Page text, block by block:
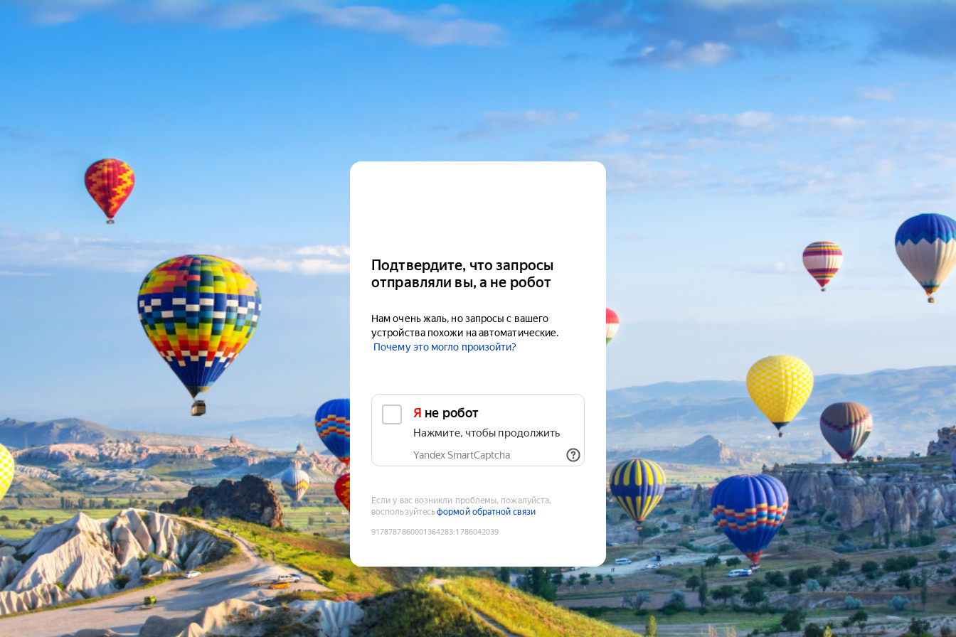
Подтвердите, что запросы
отправляли вы, а не робот
Нам очень жаль, но запросы с вашего
устройства похожи на автоматические.
Почему это могло произойти?
Я не робот
Нажмите, чтобы продолжить
Yandex SmartCaptcha
Если у вас возникли проблемы, пожалуйста,
воспользуйтесьформой обратной связи
9178787860001364283:1786042039